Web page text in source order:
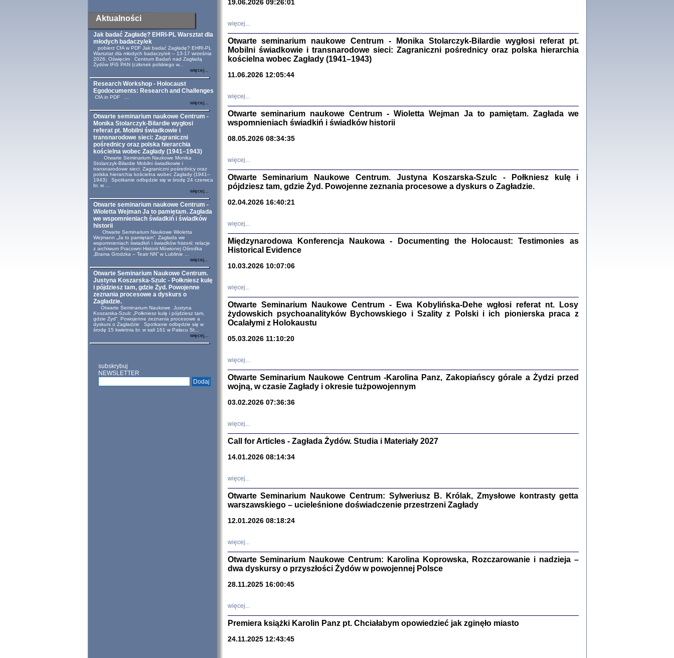
Aktualności
Jak badać Zagładę? EHRI-PL Warsztat dla
młodych badaczy/ek
pobierz CfA w PDF Jak badać Zagładę? EHRI-PL
Warsztat dla młodych badaczy/ek – 13-17 września
2026, Oświęcim Centrum Badań nad Zagładą
Żydów IFiS PAN (członek polskiego w...
więcej...
Research Workshop - Holocaust
Egodocuments: Research and Challenges
CfA in PDF ...
więcej...
Otwarte seminarium naukowe Centrum -
Monika Stolarczyk-Bilardie wygłosi
referat pt. Mobilni świadkowie i
transnarodowe sieci: Zagraniczni
pośrednicy oraz polska hierarchia
kościelna wobec Zagłady (1941–1943)
Otwarte Seminarium Naukowe Monika
Stolarczyk-Bilardie Mobilni świadkowie i
transnarodowe sieci: Zagraniczni pośrednicy oraz
polska hierarchia kościelna wobec Zagłady (1941–
1943) Spotkanie odbędzie się w środę 24 czerwca
br. w ...
więcej...
Otwarte seminarium naukowe Centrum -
Wioletta Wejman Ja to pamiętam. Zagłada
we wspomnieniach świadkiń i świadków
historii
Otwarte Seminarium Naukowe Wioletta
Wejmann „Ja to pamiętam”. Zagłada we
wspomnieniach świadkiń i świadków historii: relacje
z archiwum Pracowni Historii Mówionej Ośrodka
„Brama Grodzka – Teatr NN” w Lublinie ...
więcej...
Otwarte Seminarium Naukowe Centrum.
Justyna Koszarska-Szulc - Połkniesz kulę
i pójdziesz tam, gdzie Żyd. Powojenne
zeznania procesowe a dyskurs o
Zagładzie.
Otwarte Seminarium Naukowe Justyna
Koszarska-Szulc „Połkniesz kulę i pójdziesz tam,
gdzie Żyd”. Powojenne zeznania procesowe a
dyskurs o Zagładzie Spotkanie odbędzie się w
środę 15 kwietnia br. w sali 161 w Pałacu St...
więcej...
subskrybuj
NEWSLETTER
oprac. Aleksandra Bańkowska
Warszawa 2022
oprac. Aleksandra Bańkowska, wstęp Jacek Leociak
Warszawa 2021
Studia i Materiały
nr 17, R. 2021
NIE WIEMY CO PRZYNIESIE NAM KOLEJNA GODZINA ...
Dziennik pisany w ukryciu w latach 1943-1944
Zagłada Żydów.
Sewek Okonowski, oprac. Marta Janczewska
PISZĄCY TE SŁOWA JEST PRACOWNIKIEM
GETTOWEJ INSTYTUCJI ...
'z Dziennika' i inne pisma z łódzkiego getta
Józef Zelkowicz, tłum. z jidysz, oprac. i wstęp. Monika Polit
CZYTAJĄC GAZETĘ NIEMIECKĄ ...
19.06.2026 09:26:01
więcej...
Otwarte seminarium naukowe Centrum - Monika Stolarczyk-Bilardie wygłosi referat pt.
Mobilni świadkowie i transnarodowe sieci: Zagraniczni pośrednicy oraz polska hierarchia
kościelna wobec Zagłady (1941–1943)
11.06.2026 12:05:44
więcej...
Otwarte seminarium naukowe Centrum - Wioletta Wejman Ja to pamiętam. Zagłada we
wspomnieniach świadkiń i świadków historii
08.05.2026 08:34:35
więcej...
Otwarte Seminarium Naukowe Centrum. Justyna Koszarska-Szulc - Połkniesz kulę i
pójdziesz tam, gdzie Żyd. Powojenne zeznania procesowe a dyskurs o Zagładzie.
02.04.2026 16:40:21
więcej...
Międzynarodowa Konferencja Naukowa - Documenting the Holocaust: Testimonies as
Historical Evidence
10.03.2026 10:07:06
więcej...
Otwarte Seminarium Naukowe Centrum - Ewa Kobylińska-Dehe wgłosi referat nt. Losy
żydowskich psychoanalityków Bychowskiego i Szality z Polski i ich pionierska praca z
Ocalałymi z Holokaustu
05.03.2026 11:10:20
więcej...
Otwarte Seminarium Naukowe Centrum -Karolina Panz, Zakopiańscy górale a Żydzi przed
wojną, w czasie Zagłady i okresie tużpowojennym
03.02.2026 07:36:36
więcej...
Call for Articles - Zagłada Żydów. Studia i Materiały 2027
14.01.2026 08:14:34
więcej...
Otwarte Seminarium Naukowe Centrum: Sylweriusz B. Królak, Zmysłowe kontrasty getta
warszawskiego – ucieleśnione doświadczenie przestrzeni Zagłady
12.01.2026 08:18:24
więcej...
Otwarte Seminarium Naukowe Centrum: Karolina Koprowska, Rozczarowanie i nadzieja –
dwa dyskursy o przyszłości Żydów w powojennej Polsce
28.11.2025 16:00:45
więcej...
Premiera książki Karolin Panz pt. Chciałabym opowiedzieć jak zginęło miasto
24.11.2025 12:43:45